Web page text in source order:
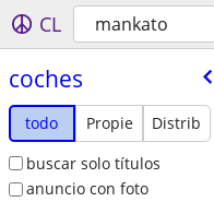
CL mankato
coches
todo Propie
Distrib
buscar solo títulos
anuncio con foto